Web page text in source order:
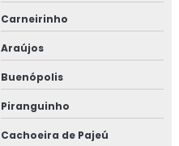
Carneirinho
Araújos
Buenópolis
Piranguinho
Cachoeira de Pajeú